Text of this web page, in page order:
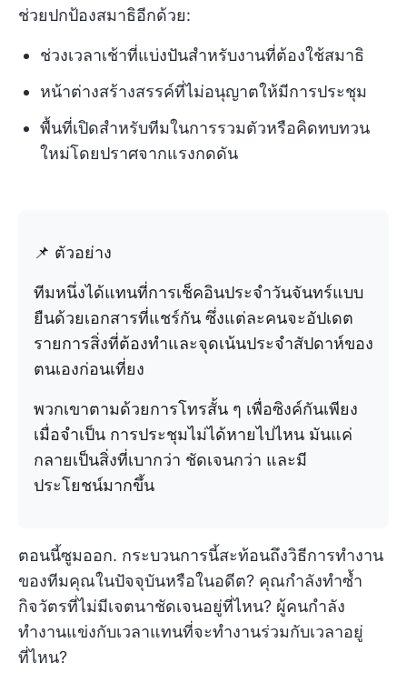
ช่วยปกป้องสมาธิอีกด้วย:
ช่วงเวลาเช้าที่แบ่งปันสำหรับงานที่ต้องใช้สมาธิ
หน้าต่างสร้างสรรค์ที่ไม่อนุญาตให้มีการประชุม
พื้นที่เปิดสำหรับทีมในการรวมตัวหรือคิดทบทวน
ใหม่โดยปราศจากแรงกดดัน
📌 ตัวอย่าง
ทีมหนึ่งได้แทนที่การเช็คอินประจำวันจันทร์แบบ
ยืนด้วยเอกสารที่แชร์กัน ซึ่งแต่ละคนจะอัปเดต
รายการสิ่งที่ต้องทำและจุดเน้นประจำสัปดาห์ของ
ตนเองก่อนเที่ยง
พวกเขาตามด้วยการโทรสั้น ๆ เพื่อซิงค์กันเพียง
เมื่อจำเป็น การประชุมไม่ได้หายไปไหน มันแค่
กลายเป็นสิ่งที่เบากว่า ชัดเจนกว่า และมี
ประโยชน์มากขึ้น
ตอนนี้ซูมออก. กระบวนการนี้สะท้อนถึงวิธีการทำงาน
ของทีมคุณในปัจจุบันหรือในอดีต? คุณกำลังทำซ้ำ
กิจวัตรที่ไม่มีเจตนาชัดเจนอยู่ที่ไหน? ผู้คนกำลัง
ทำงานแข่งกับเวลาแทนที่จะทำงานร่วมกับเวลาอยู่
ที่ไหน?